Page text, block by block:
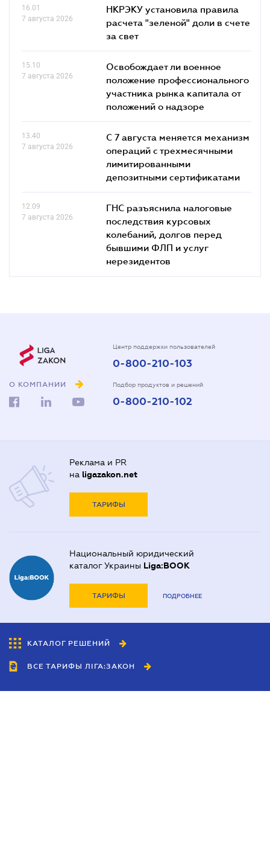
16.01
7 августа 2026
НКРЭКУ установила правила
расчета "зеленой" доли в счете
за свет
15.10
7 августа 2026
Освобождает ли военное
положение профессионального
участника рынка капитала от
положений о надзоре
13.40
7 августа 2026
С 7 августа меняется механизм
операций с трехмесячными
лимитированными
депозитными сертификатами
12.09
7 августа 2026
ГНС разъяснила налоговые
последствия курсовых
колебаний, долгов перед
бывшими ФЛП и услуг
нерезидентов
О КОМПАНИИ
Центр поддержки пользователей
0-800-210-103
Подбор продуктов и решений
0-800-210-102
Реклама и PR
на ligazakon.net
ТАРИФЫ
Национальный юридический
каталог Украины Liga:BOOK
ТАРИФЫ ПОДРОБНЕЕ
КАТАЛОГ РЕШЕНИЙ
ВСЕ ТАРИФЫ ЛІГА:ЗАКОН